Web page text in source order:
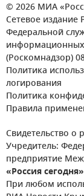
© 2026 МИА
Сетевое издание
Федеральной
(Роскомнадзор)
Политика
логирования
Политика
Правила
Свидетельство о
Учредитель:
предприятие
«Россия сегодня»
При любом